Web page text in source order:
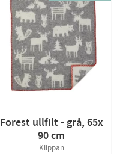
Forest ullfilt - grå, 65x
90 cm
Klippan